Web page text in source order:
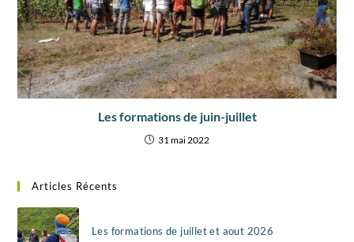
Les formations de juin-juillet
31 mai 2022
Articles Récents
Les formations de juillet et aout 2026